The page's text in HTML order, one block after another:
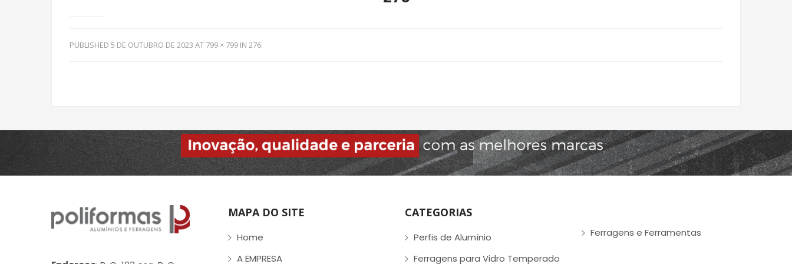
PUBLISHED 5 DE OUTUBRO DE 2023 AT 799 × 799 IN 276.
MAPA DO SITE
Home
A EMPRESA
CATEGORIAS
Perfis de Alumínio
Ferragens para Vidro Temperado
Ferragens e Ferramentas